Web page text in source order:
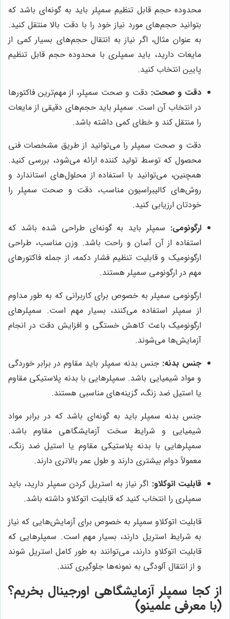
محدوده حجم قابل تنظیم سمپلر باید به گونه‌ای باشد که
بتوانید حجم‌های مورد نیاز خود را با دقت بالا منتقل کنید.
به عنوان مثال، اگر نیاز به انتقال حجم‌های بسیار کمی از
مایعات دارید، باید سمپلری با محدوده حجم قابل تنظیم
پایین انتخاب کنید.
دقت و صحت: دقت و صحت سمپلر، از مهم‌ترین فاکتورها
در انتخاب آن است. سمپلر باید حجم‌های دقیقی از مایعات
را منتقل کند و خطای کمی داشته باشد.
دقت و صحت سمپلر را می‌توانید از طریق مشخصات فنی
محصول که توسط تولید کننده ارائه می‌شود، بررسی کنید.
همچنین، می‌توانید با استفاده از محلول‌های استاندارد و
روش‌های کالیبراسیون مناسب، دقت و صحت سمپلر را
خودتان ارزیابی کنید.
ارگونومی: سمپلر باید به گونه‌ای طراحی شده باشد که
استفاده از آن آسان و راحت باشد. وزن مناسب، طراحی
ارگونومیک و قابلیت تنظیم فشار دکمه، از جمله فاکتورهای
مهم در ارگونومی سمپلر هستند.
ارگونومی سمپلر به خصوص برای کاربرانی که به طور مداوم
از سمپلر استفاده می‌کنند، بسیار مهم است. سمپلرهای
ارگونومیک باعث کاهش خستگی و افزایش دقت در انجام
آزمایش‌ها می‌شوند.
جنس بدنه: جنس بدنه سمپلر باید مقاوم در برابر خوردگی
و مواد شیمیایی باشد. سمپلرهایی با بدنه پلاستیکی مقاوم
یا استیل ضد زنگ، گزینه‌های مناسبی هستند.
جنس بدنه سمپلر باید به گونه‌ای باشد که در برابر مواد
شیمیایی و شرایط سخت آزمایشگاهی مقاوم باشد.
سمپلرهایی با بدنه پلاستیکی مقاوم یا استیل ضد زنگ،
معمولاً دوام بیشتری دارند و طول عمر بالاتری دارند.
قابلیت اتوکلاو: اگر نیاز به استریل کردن سمپلر دارید، باید
سمپلری را انتخاب کنید که قابلیت اتوکلاو داشته باشد.
قابلیت اتوکلاو سمپلر به خصوص برای آزمایش‌هایی که نیاز
به شرایط استریل دارند، بسیار مهم است. سمپلرهایی که
قابلیت اتوکلاو دارند، می‌توانند به طور کامل استریل شوند
و از انتقال آلودگی به نمونه‌ها جلوگیری کنند.
از کجا سمپلر آزمایشگاهی اورجینال بخریم؟
(با معرفی علمینو)